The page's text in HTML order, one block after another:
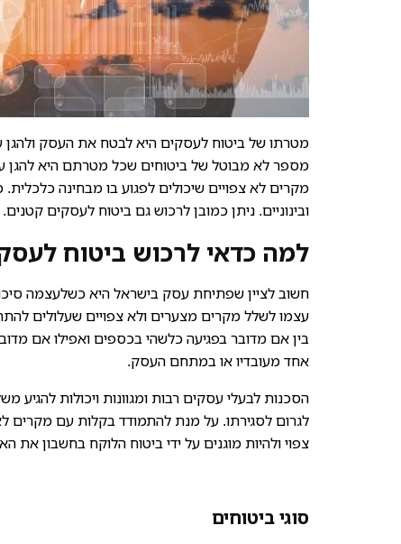
מטרתו של ביטוח לעסקים היא לבטח את העסק ולהגן
מספר לא מבוטל של ביטוחים שכל מטרתם היא להגן
מקרים לא צפויים שיכולים לפגוע בו מבחינה
ובינוניים. ניתן כמובן לרכוש גם ביטוח לעסקים קטנים.
למה כדאי לרכוש ביטוח
חשוב לציין שפתיחת עסק בישראל היא כשלעצמה
עצמו לשלל מקרים מצערים ולא צפויים שעלולים
בין אם מדובר בפגיעה כלשהי בכספים ואפילו אם
אחד מעובדיו או במתחם העסק.
הסכנות לבעלי עסקים רבות ומגוונות ויכולות להגיע
לגרום לסגירתו. על מנת להתמודד בקלות עם מקרים
צפוי ולהיות מוגנים על ידי ביטוח הלוקח בחשבון
סוגי ביטוחים